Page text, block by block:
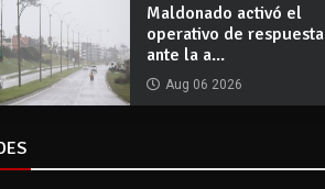
Maldonado activó el
operativo de respuesta
ante la a...
Aug 06 2026